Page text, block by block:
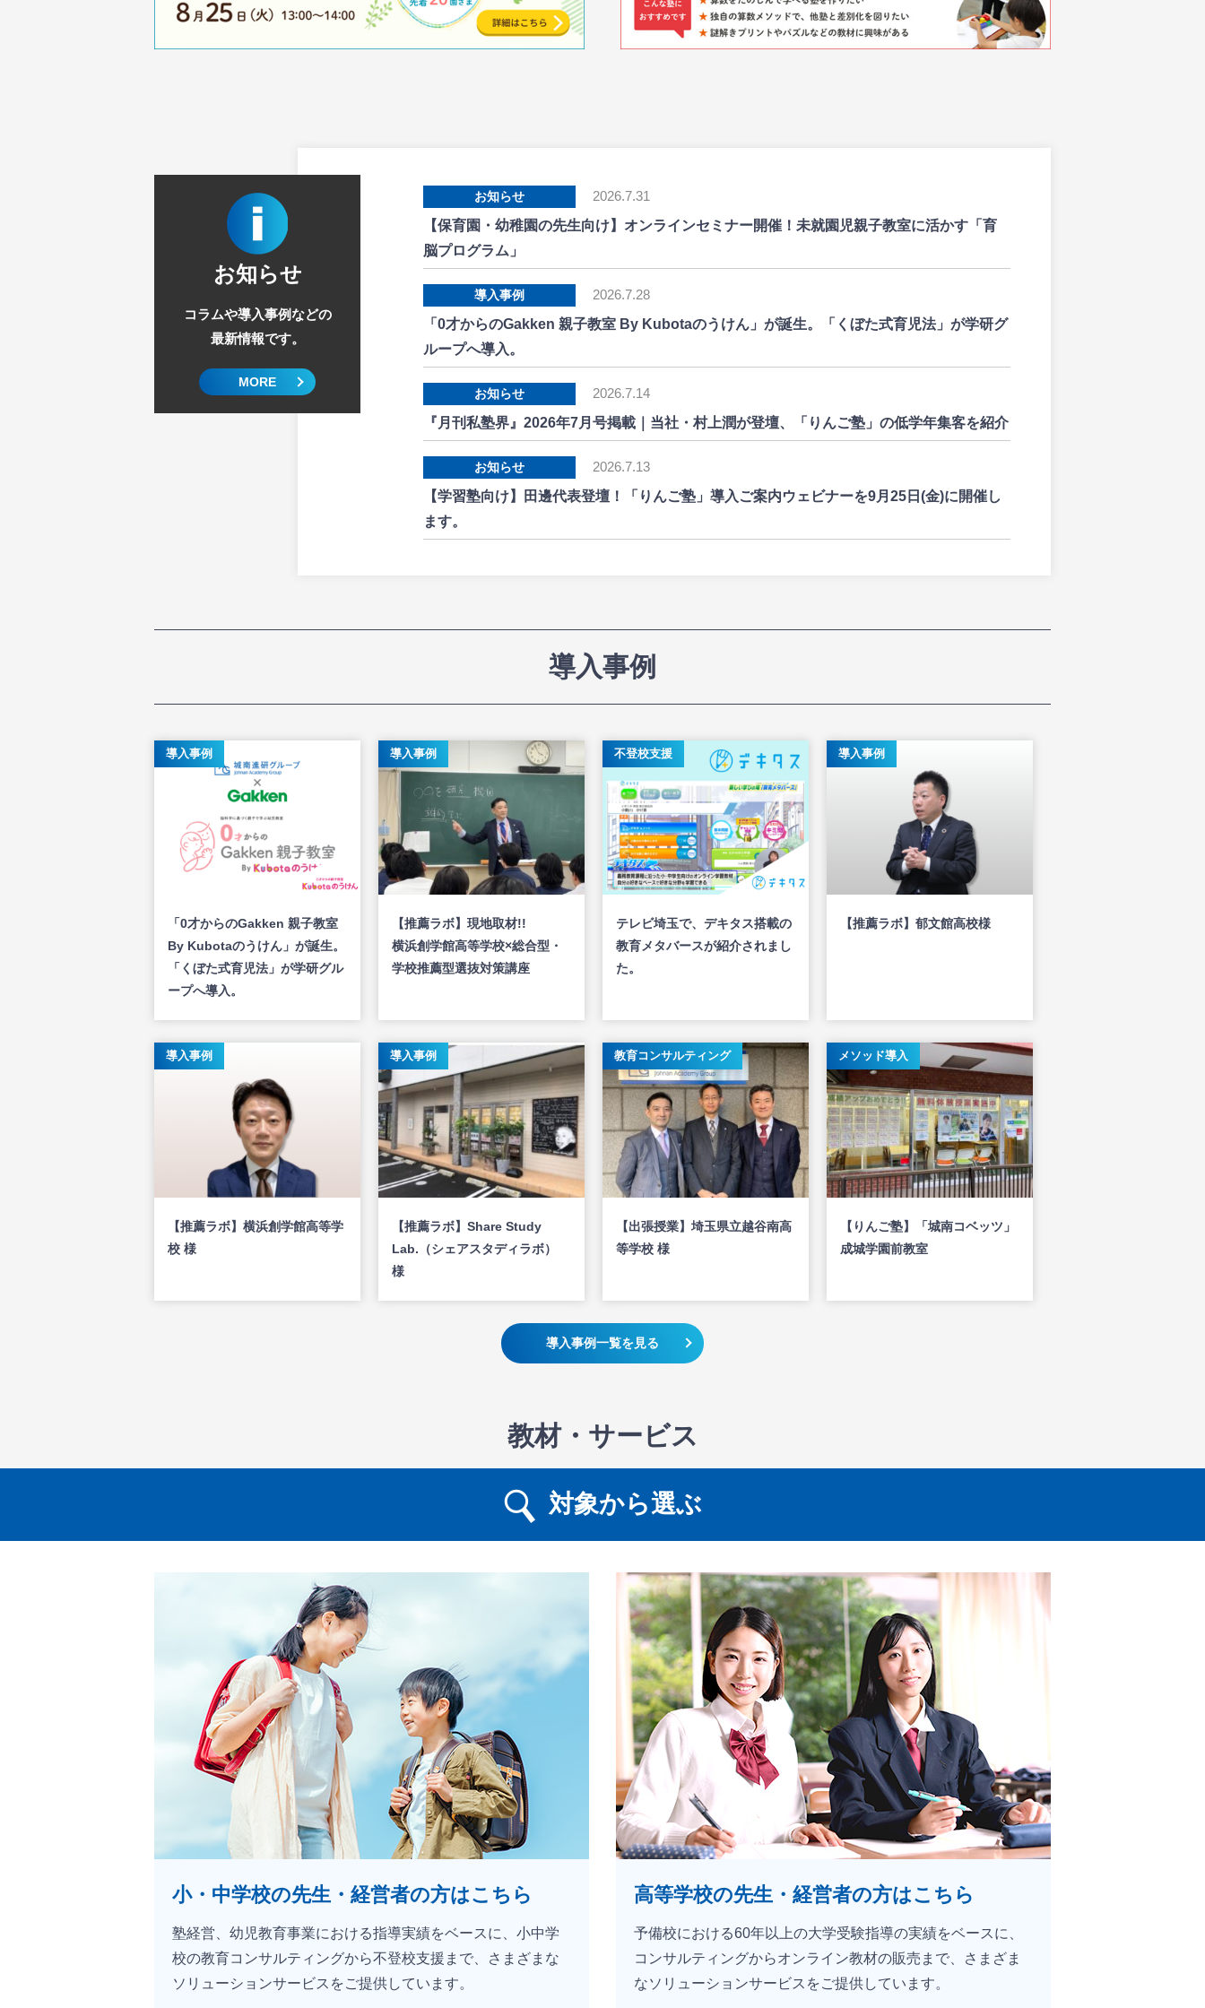
お知らせ
コラムや導入事例などの
最新情報です。
MORE
お知らせ
2026.7.31
【保育園・幼稚園の先生向け】 オンラインセミナー開催！未就園児親子教室に活かす「育
脳プログラム」
導入事例
2026.7.28
「0才からのGakken 親子教室 By Kubotaのうけん」が誕生。「くぼた式育児法」が学研グ
ループへ導入。
お知らせ
2026.7.14
『月刊私塾界』2026年7月号掲載｜当社・村上潤が登壇、「りんご塾」の低学年集客を紹介
お知らせ
2026.7.13
【学習塾向け】田邊代表登壇！「りんご塾」導入ご案内ウェビナーを9月25日(金)に開催し
ます。
導入事例
導入事例
「0才からのGakken 親子教室
By Kubotaのうけん」が誕生。
「くぼた式育児法」が学研グル
ープへ導入。
導入事例
【推薦ラボ】現地取材!!
横浜創学館高等学校×総合型・
学校推薦型選抜対策講座
不登校支援
テレビ埼玉で、デキタス搭載の
教育メタバースが紹介されまし
た。
導入事例
【推薦ラボ】郁文館高校様
導入事例
【推薦ラボ】横浜創学館高等学
校 様
導入事例
【推薦ラボ】Share Study
Lab.（シェアスタディラボ）
様
教育コンサルティング
【出張授業】埼玉県立越谷南高
等学校 様
メソッド導入
【りんご塾】「城南コベッツ」
成城学園前教室
導入事例一覧を見る
教材・サービス
対象から選ぶ
小・中学校の先生・ 経営者の方はこちら
塾経営、幼児教育事業における指導実績をベースに、小中学
校の教育コンサルティングから不登校支援まで、さまざまな
ソリューションサービスをご提供しています。
高等学校の先生・ 経営者の方はこちら
予備校における60年以上の大学受験指導の実績をベースに、
コンサルティングからオンライン教材の販売まで、さまざま
なソリューションサービスをご提供しています。